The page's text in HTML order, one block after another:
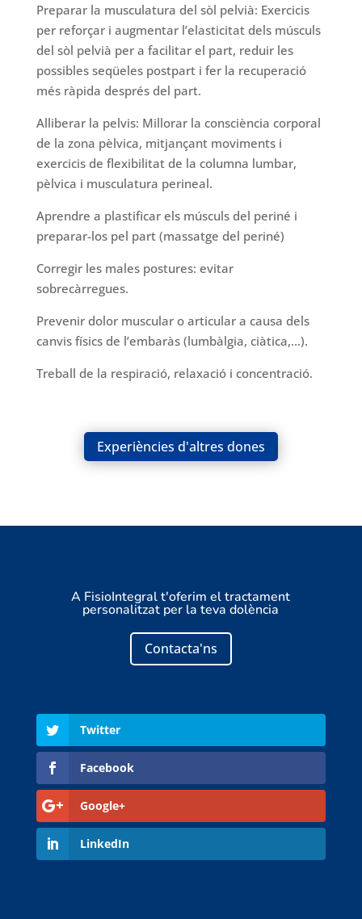
Preparar la musculatura del sòl pelvià: Exercicis
per reforçar i augmentar l’elasticitat dels músculs
del sòl pelvià per a facilitar el part, reduir les
possibles seqüeles postpart i fer la recuperació
més ràpida després del part.
Alliberar la pelvis: Millorar la consciència corporal
de la zona pèlvica, mitjançant moviments i
exercicis de flexibilitat de la columna lumbar,
pèlvica i musculatura perineal.
Aprendre a plastificar els músculs del periné i
preparar-los pel part (massatge del periné)
Corregir les males postures: evitar
sobrecàrregues.
Prevenir dolor muscular o articular a causa dels
canvis físics de l’embaràs (lumbàlgia, ciàtica,...).
Treball de la respiració, relaxació i concentració.
Experiències d'altres dones
A FisioIntegral t'oferim el tractament
personalitzat per la teva dolència
Contacta'ns
Twitter
Facebook
Google+
LinkedIn